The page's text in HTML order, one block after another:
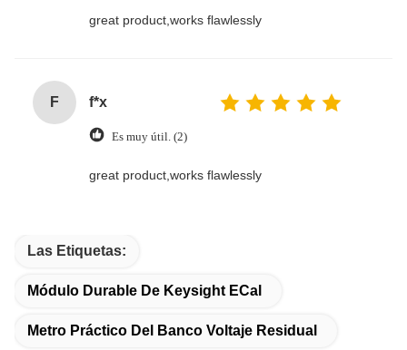
great product,works flawlessly
F f*x
Es muy útil. (2)
great product,works flawlessly
Las Etiquetas:
Módulo Durable De Keysight ECal
Metro Práctico Del Banco Voltaje Residual